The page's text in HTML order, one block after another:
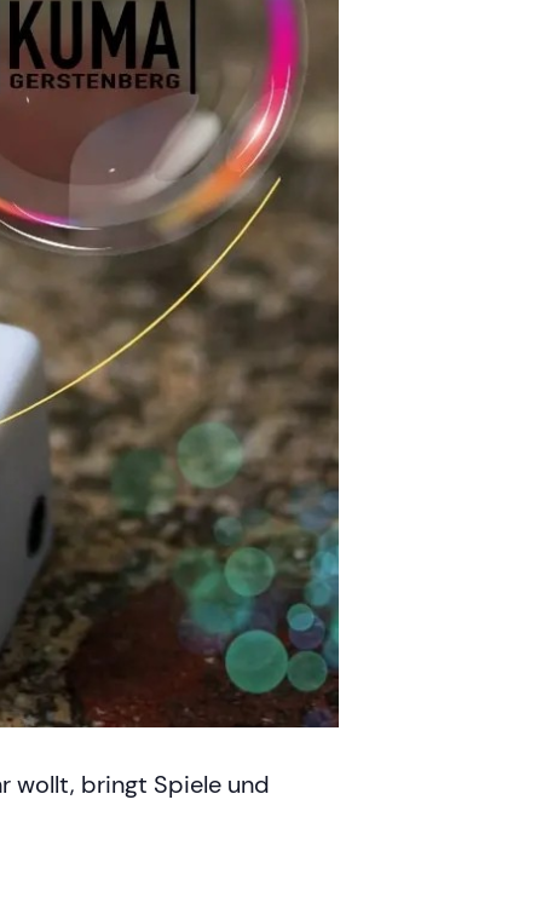
wollt, bringt Spiele und